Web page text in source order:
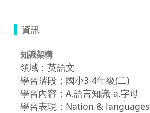
資訊
知識架構
領域：英語文
學習階段：國小3-4年級(二)
學習內容：A.語言知識-a.字母
學習表現：Nation & languages